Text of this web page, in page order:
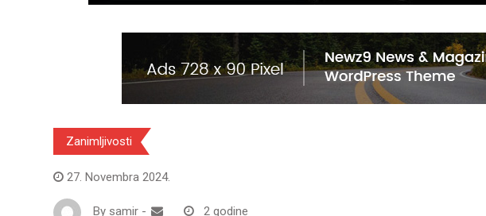
Zanimljivosti
27. Novembra 2024.
By samir - 2 godine